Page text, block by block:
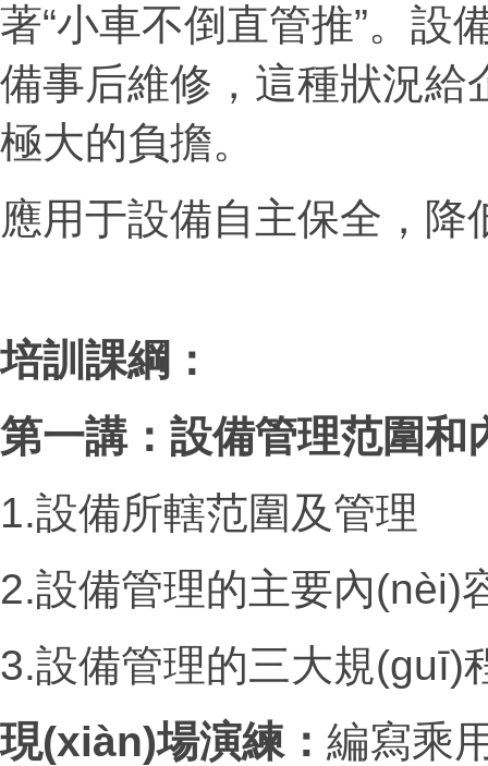
著“小車不倒直管推”
備事后維修，這種狀
極大的負擔。
應用于設備自主保全，
培訓課綱：
第一講：設備管理范圍和
1.設備所轄范圍及管理
2.設備管理的主要內(nèi)
3.設備管理的三大規(guī)
現(xiàn)場演練： 編寫乘